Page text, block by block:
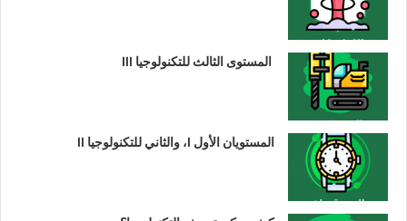
المستوى الثالث للتكنولوجيا III
المستويان الأول I، والثاني للتكنولوجيا II